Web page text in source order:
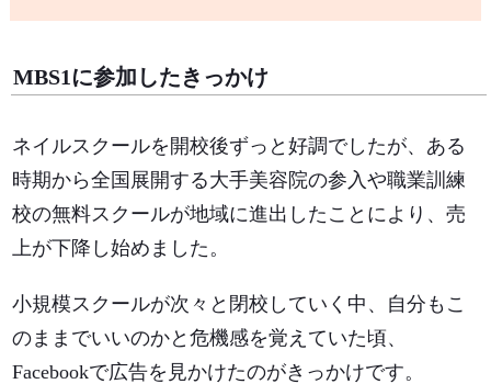
MBS1に参加したきっかけ
ネイルスクールを開校後ずっと好調でしたが、ある
時期から全国展開する大手美容院の参入や職業訓練
校の無料スクールが地域に進出したことにより、売
上が下降し始めました。
小規模スクールが次々と閉校していく中、自分もこ
のままでいいのかと危機感を覚えていた頃、
Facebookで広告を見かけたのがきっかけです。